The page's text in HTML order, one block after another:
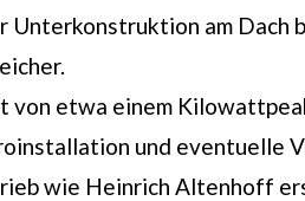
Unterkonstruktion am
etwa einem
und eventuelle
wie Heinrich Altenhoff